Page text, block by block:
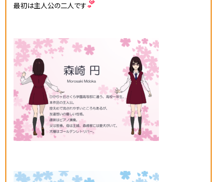
最初は主人公の二人です